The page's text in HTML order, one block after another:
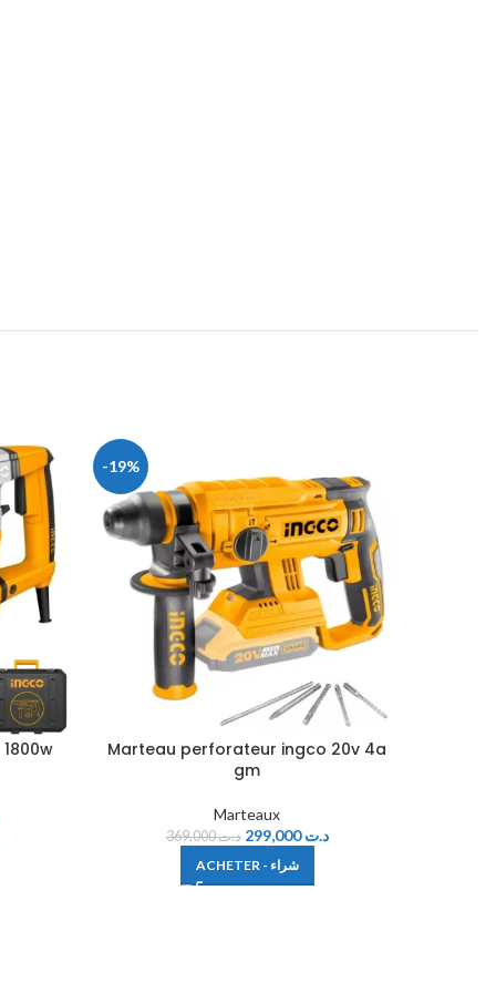
-19%
Marteau perforateur ingco 20v 4a
gm
Marteaux
د.ت369,000 د.ت299,000
ACHETER - شراء